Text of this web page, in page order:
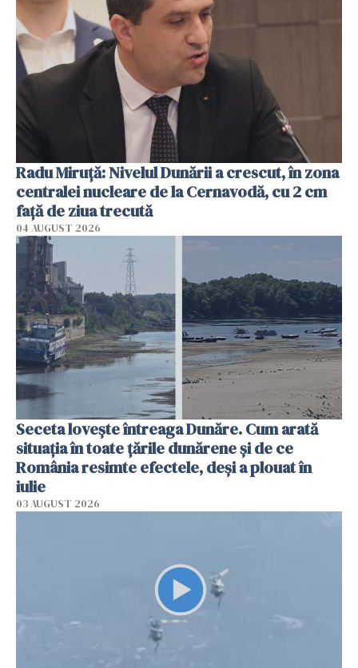
Radu Miruţă: Nivelul Dunării a crescut, în zona
centralei nucleare de la Cernavodă, cu 2 cm
faţă de ziua trecută
04 AUGUST 2026
Seceta lovește întreaga Dunăre. Cum arată
situația în toate țările dunărene și de ce
România resimte efectele, deși a plouat în
iulie
03 AUGUST 2026